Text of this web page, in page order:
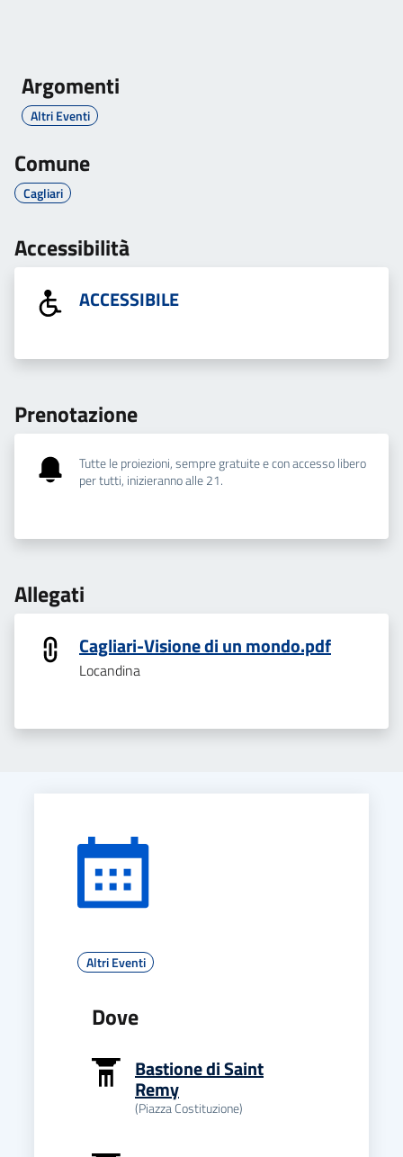
Argomenti
Altri Eventi
Comune
Cagliari
Accessibilità
ACCESSIBILE
Prenotazione
Tutte le proiezioni, sempre gratuite e con accesso libero
per tutti, inizieranno alle 21.
Allegati
Cagliari-Visione di un mondo.pdf
Locandina
Altri Eventi
Dove
Bastione di Saint
Remy
(Piazza Costituzione)